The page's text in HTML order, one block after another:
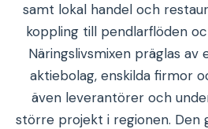
samt lokal handel och
koppling till pendlarflöden
Näringslivsmixen präglas
aktiebolag, enskilda firmor
även leverantörer och
större projekt i regionen. Den